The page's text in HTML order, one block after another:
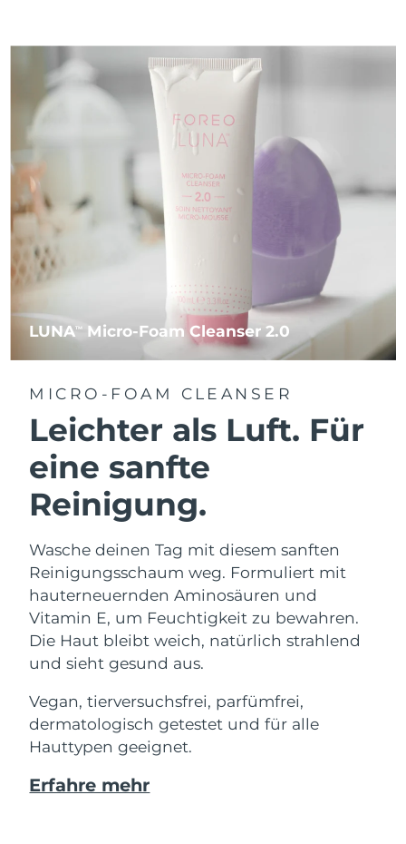
LUNATM Micro-Foam Cleanser 2.0
MICRO-FOAM CLEANSER
Leichter als Luft. Für
eine sanfte
Reinigung.
Wasche deinen Tag mit diesem sanften
Reinigungsschaum weg. Formuliert mit
hauterneuernden Aminosäuren und
Vitamin E, um Feuchtigkeit zu bewahren.
Die Haut bleibt weich, natürlich strahlend
und sieht gesund aus.
Vegan, tierversuchsfrei, parfümfrei,
dermatologisch getestet und für alle
Hauttypen geeignet.
Erfahre mehr